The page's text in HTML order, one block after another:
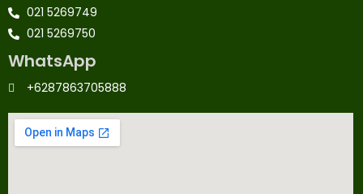
021 5269749
021 5269750
WhatsApp
+6287863705888